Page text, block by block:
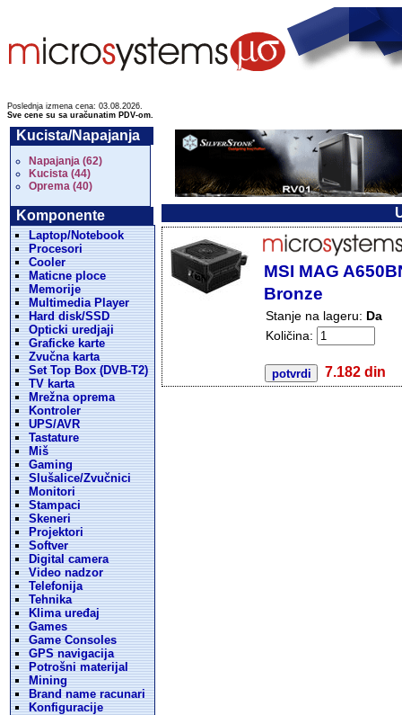
Poslednja izmena cena: 03.08.2026.
Sve cene su sa uračunatim PDV-om.
Kucista/Napajanja
Napajanja (62)
Kucista (44)
Oprema (40)
Komponente
Laptop/Notebook
Procesori
Cooler
Maticne ploce
Memorije
Multimedia Player
Hard disk/SSD
Opticki uredjaji
Graficke karte
Zvučna karta
Set Top Box (DVB-T2)
TV karta
Mrežna oprema
Kontroler
UPS/AVR
Tastature
Miš
Gaming
Slušalice/Zvučnici
Monitori
Stampaci
Skeneri
Projektori
Softver
Digital camera
Video nadzor
Telefonija
Tehnika
Klima uređaj
Games
Game Consoles
GPS navigacija
Potrošni materijal
Mining
Brand name racunari
Konfiguracije
MSI MAG
Bronze
Stanje na lageru: Da
Količina:
7.182 din